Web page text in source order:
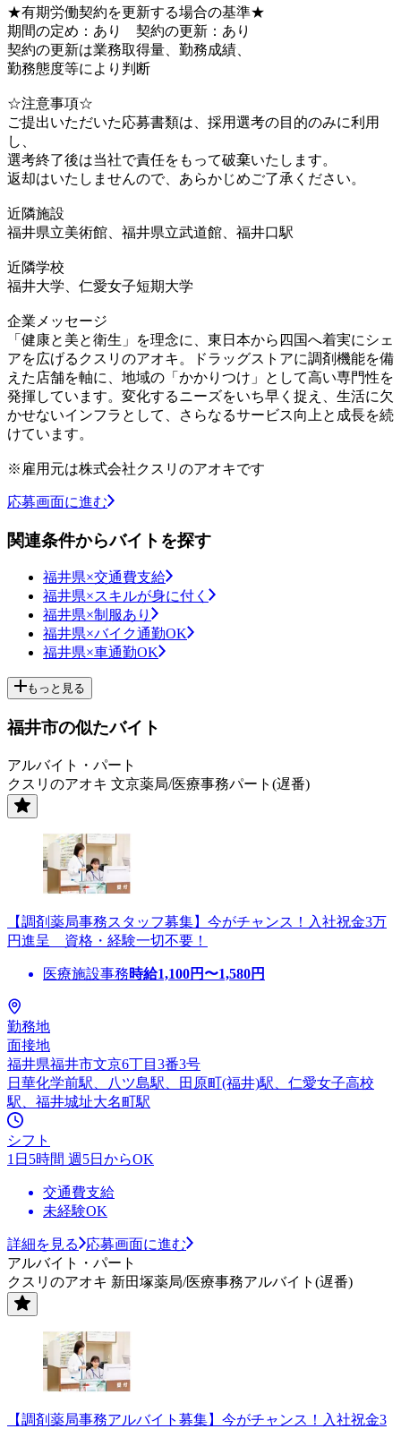
★有期労働契約を更新する場合の基準★
期間の定め：あり 契約の更新：あり
契約の更新は業務取得量、勤務成績、
勤務態度等により判断
☆注意事項☆
ご提出いただいた応募書類は、採用選考の目的のみに利用
し、
選考終了後は当社で責任をもって破棄いたします。
返却はいたしませんので、あらかじめご了承ください。
近隣施設
福井県立美術館、福井県立武道館、福井口駅
近隣学校
福井大学、仁愛女子短期大学
企業メッセージ
「健康と美と衛生」を理念に、東日本から四国へ着実にシェ
アを広げるクスリのアオキ。ドラッグストアに調剤機能を備
えた店舗を軸に、地域の「かかりつけ」として高い専門性を
発揮しています。変化するニーズをいち早く捉え、生活に欠
かせないインフラとして、さらなるサービス向上と成長を続
けています。
※雇用元は株式会社クスリのアオキです
応募画面に進む
関連条件からバイトを探す
福井県×交通費支給
福井県×スキルが身に付く
福井県×制服あり
福井県×バイク通勤OK
福井県×車通勤OK
もっと見る
福井市の似たバイト
アルバイト・パート
クスリのアオキ 文京薬局/医療事務パート(遅番)
【調剤薬局事務スタッフ募集】今がチャンス！入社祝金3万
円進呈 資格・経験一切不要！
医療施設事務時給1,100円〜1,580円
勤務地
面接地
福井県福井市文京6丁目3番3号
日華化学前駅、八ツ島駅、田原町(福井)駅、仁愛女子高校
駅、福井城址大名町駅
シフト
1日5時間 週5日からOK
交通費支給
未経験OK
詳細を見る
応募画面に進む
アルバイト・パート
クスリのアオキ 新田塚薬局/医療事務アルバイト(遅番)
【調剤薬局事務アルバイト募集】今がチャンス！入社祝金3